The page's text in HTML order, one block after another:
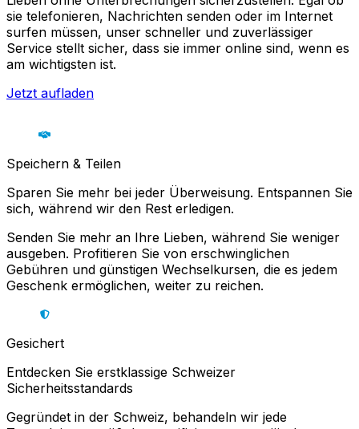
sie telefonieren, Nachrichten senden oder im Internet
surfen müssen, unser schneller und zuverlässiger
Service stellt sicher, dass sie immer online sind, wenn es
am wichtigsten ist.
Jetzt aufladen
Speichern & Teilen
Sparen Sie mehr bei jeder Überweisung. Entspannen Sie
sich, während wir den Rest erledigen.
Senden Sie mehr an Ihre Lieben, während Sie weniger
ausgeben. Profitieren Sie von erschwinglichen
Gebühren und günstigen Wechselkursen, die es jedem
Geschenk ermöglichen, weiter zu reichen.
Gesichert
Entdecken Sie erstklassige Schweizer
Sicherheitsstandards
Gegründet in der Schweiz, behandeln wir jede